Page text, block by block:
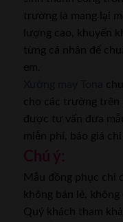
trường là mang lại
lượng cao, khuyến
từng cá nhân để
em.
cho các trường trên
được tư vấn đưa
miễn phí, báo giá chi
Chú ý:
Mẫu đồng phục chỉ
không bán lẻ, không
Quý khách tham